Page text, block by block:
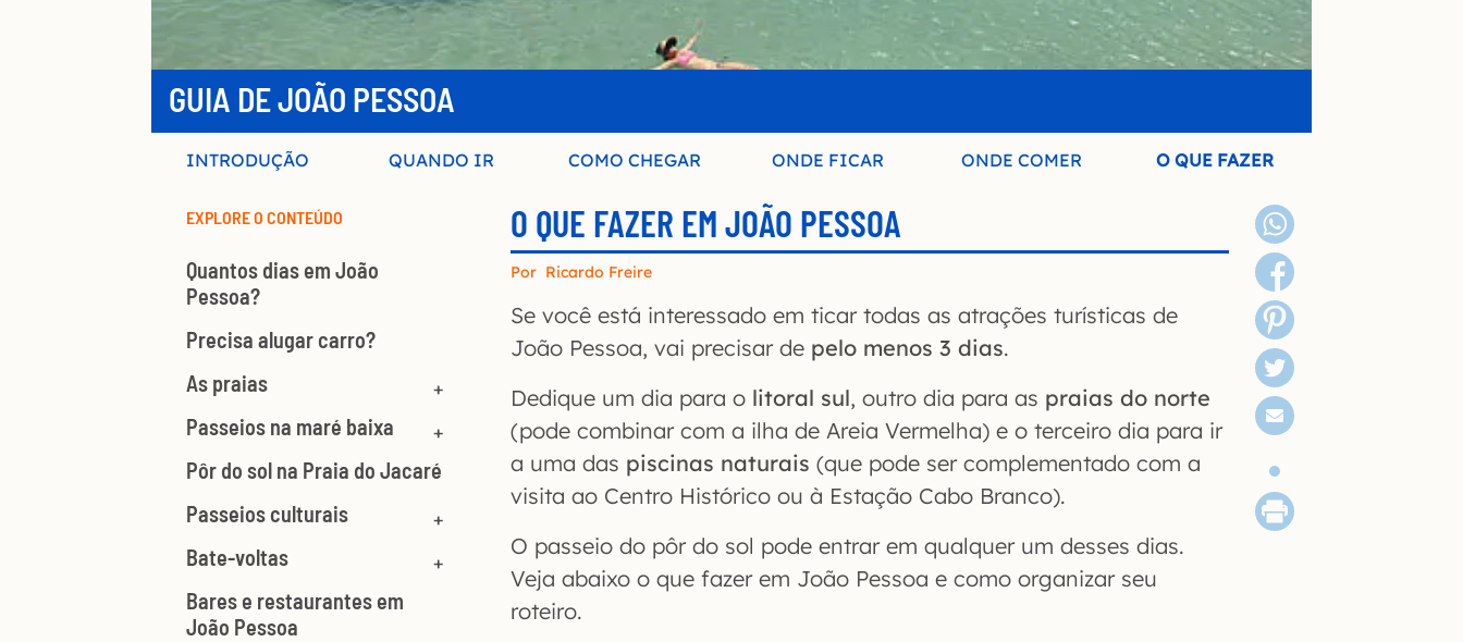
GUIA DE JOÃO PESSOA
INTRODUÇÃO QUANDO IR COMO CHEGAR ONDE FICAR ONDE COMER O QUE FAZER
EXPLORE O CONTEÚDO
Quantos dias em João
Pessoa?
Precisa alugar carro?
As praias
Passeios na maré baixa
Pôr do sol na Praia do Jacaré
Passeios culturais
Bate-voltas
Bares e restaurantes em
João Pessoa
O QUE FAZER EM JOÃO PESSOA
Por Ricardo Freire
Se você está interessado em ticar todas as atrações turísticas de
João Pessoa, vai precisar de pelo menos 3 dias.
Dedique um dia para o litoral sul, outro dia para as praias do norte
(pode combinar com a ilha de Areia Vermelha) e o terceiro dia para ir
a uma das piscinas naturais (que pode ser complementado com a
visita ao Centro Histórico ou à Estação Cabo Branco).
O passeio do pôr do sol pode entrar em qualquer um desses dias.
Veja abaixo o que fazer em João Pessoa e como organizar seu
roteiro.